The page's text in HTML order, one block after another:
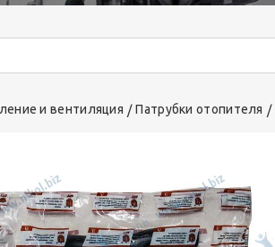
и вентиляция Патрубки отопителя